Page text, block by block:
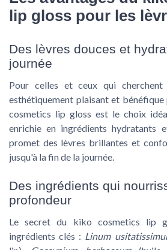
lip gloss pour les
Des lèvres douces et
journée
Pour celles et ceux qui
esthétiquement plaisant et
cosmetics lip gloss est le choix
enrichie en ingrédients hydratants
promet des lèvres brillantes et
jusqu'à la fin de la journée.
Des ingrédients qui
profondeur
Le secret du kiko cosmetics lip
ingrédients clés : Linum